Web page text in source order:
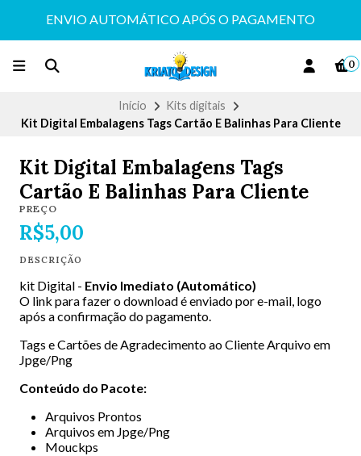
ENVIO AUTOMÁTICO APÓS O PAGAMENTO
0
Início
Kits digitais
Kit Digital Embalagens Tags Cartão E Balinhas Para Cliente
Kit Digital Embalagens Tags
Cartão E Balinhas Para Cliente
PREÇO
R$5,00
DESCRIÇÃO
kit Digital - Envio Imediato (Automático)
O link para fazer o download é enviado por e-mail, logo
após a confirmação do pagamento.
Tags e Cartões de Agradecimento ao Cliente Arquivo em
Jpge/Png
Conteúdo do Pacote:
Arquivos Prontos
Arquivos em Jpge/Png
Mouckps